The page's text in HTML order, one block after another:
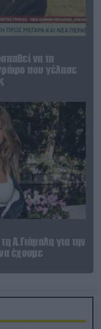
να τα
που γέλασε
Α.Γιάμαλη για την
έχουμε